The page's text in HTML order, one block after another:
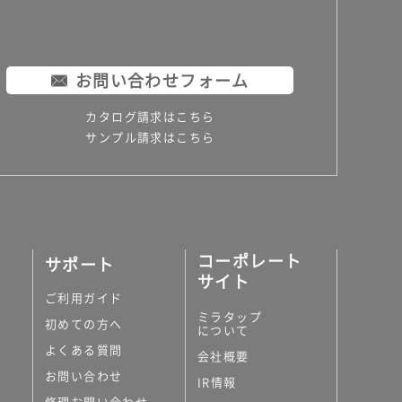
お問い合わせフォーム
カタログ請求はこちら
サンプル請求はこちら
サポート
ご利用ガイド
初めての方へ
よくある質問
お問い合わせ
コーポレート
サイト
ミラタップ
について
会社概要
IR情報